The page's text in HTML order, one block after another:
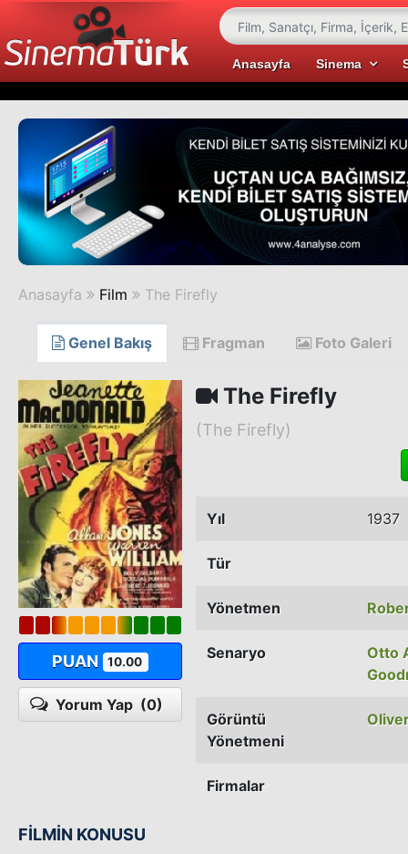
Anasayfa Sinema
Anasayfa Film The Firefly
Genel Bakış Fragman Foto Galeri
PUAN 10.00
Yorum Yap (0)
The Firefly
(The Firefly)
Yıl 1937
Tür
Yönetmen
Senaryo
Otto
Görüntü
Yönetmeni
Firmalar
FİLMİN KONUSU